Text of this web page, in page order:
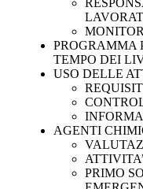
PROGRAMMA
TEMPO DEI
USO DELLE
AGENTI
PRIMO